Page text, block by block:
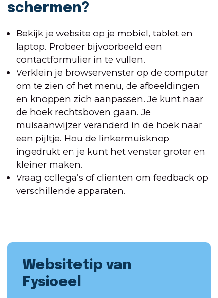
schermen?
Bekijk je website op je mobiel, tablet en
laptop. Probeer bijvoorbeeld een
contactformulier in te vullen.
Verklein je browservenster op de computer
om te zien of het menu, de afbeeldingen
en knoppen zich aanpassen. Je kunt naar
de hoek rechtsboven gaan. Je
muisaanwijzer veranderd in de hoek naar
een pijltje. Hou de linkermuisknop
ingedrukt en je kunt het venster groter en
kleiner maken.
Vraag collega’s of cliënten om feedback op
verschillende apparaten.
Websitetip van
Fysioeel